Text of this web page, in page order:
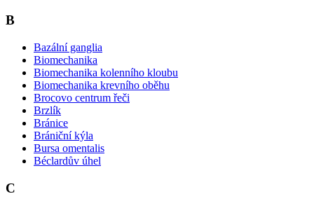
B
Bazální ganglia
Biomechanika
Biomechanika kolenního kloubu
Biomechanika krevního oběhu
Brocovo centrum řeči
Brzlík
Bránice
Brániční kýla
Bursa omentalis
Béclardův úhel
C